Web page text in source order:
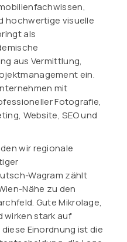
hochwertige visuelle
als
aus Vermittlung,
ein.
mit
Fotografie,
Website, SEO und
wir regionale
Wagram zählt
Nähe zu den
Gute Mikrolage,
wirken stark auf
Einordnung ist die